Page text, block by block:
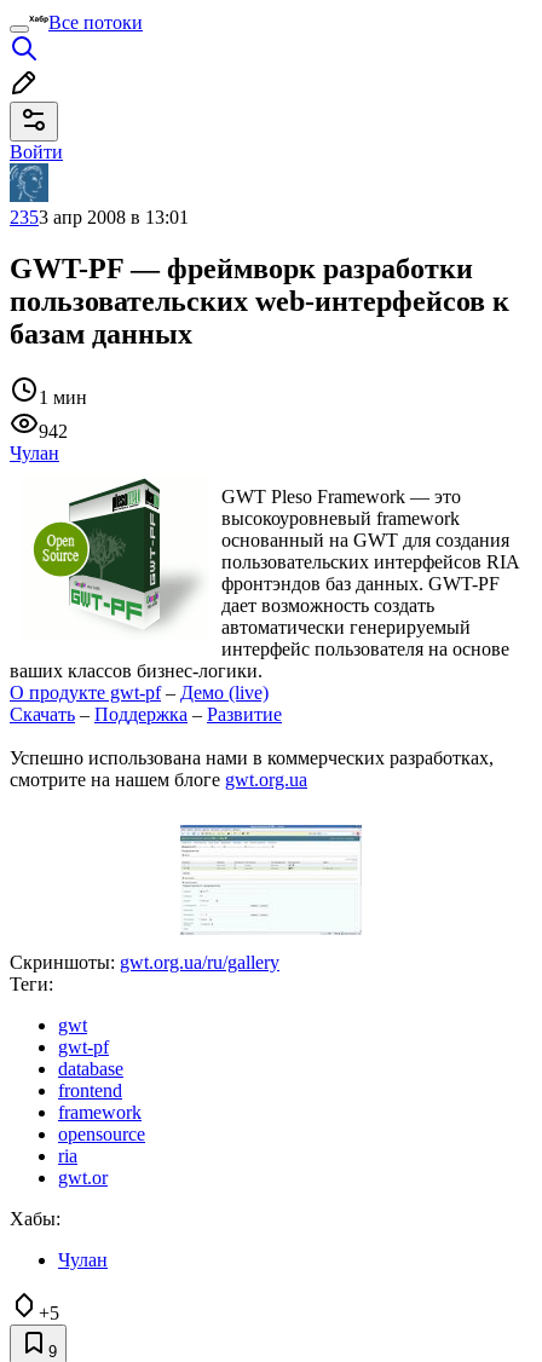
Все потоки
Войти
2353 апр 2008 в 13:01
GWT-PF — фреймворк разработки
пользовательских web-интерфейсов к
базам данных
1 мин
942
Чулан
GWT Pleso Framework — это
высокоуровневый framework
основанный на GWT для создания
пользовательских интерфейсов RIA
фронтэндов баз данных. GWT-PF
дает возможность создать
автоматически генерируемый
интерфейс пользователя на основе
ваших классов бизнес-логики.
О продукте gwt-pf– Демо (live)
Скачать – Поддержка – Развитие
Успешно использована нами в коммерческих разработках,
смотрите на нашем блоге gwt.org.ua
Скриншоты: gwt.org.ua/ru/gallery
Теги:
gwt
gwt-pf
database
frontend
framework
opensource
ria
gwt.or
Хабы:
Чулан
+5
9